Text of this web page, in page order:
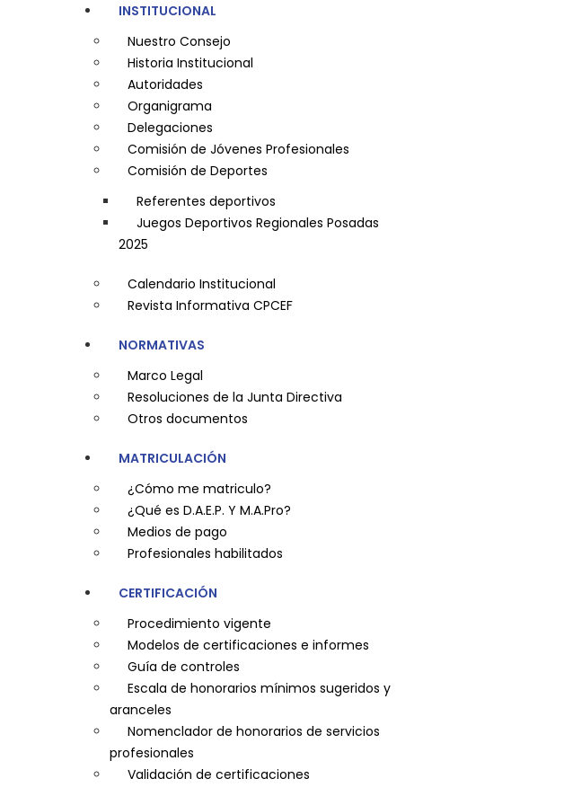
INSTITUCIONAL
Nuestro Consejo
Historia Institucional
Autoridades
Organigrama
Delegaciones
Comisión de Jóvenes Profesionales
Comisión de Deportes
Referentes deportivos
Juegos Deportivos Regionales Posadas
2025
Calendario Institucional
Revista Informativa CPCEF
NORMATIVAS
Marco Legal
Resoluciones de la Junta Directiva
Otros documentos
MATRICULACIÓN
¿Cómo me matriculo?
¿Qué es D.A.E.P. Y M.A.Pro?
Medios de pago
Profesionales habilitados
CERTIFICACIÓN
Procedimiento vigente
Modelos de certificaciones e informes
Guía de controles
Escala de honorarios mínimos sugeridos y
aranceles
Nomenclador de honorarios de servicios
profesionales
Validación de certificaciones